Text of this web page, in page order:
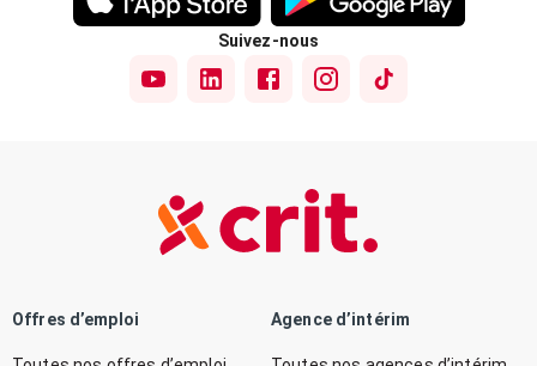
Suivez-nous
Offres d’emploi Agence d’intérim